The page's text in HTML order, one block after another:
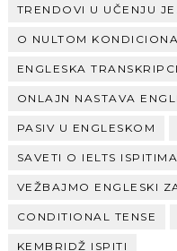
TRENDOVI U UČENJU
O NULTOM
ENGLESKA
ONLAJN NASTAVA
PASIV U ENGLESKOM
SAVETI O IELTS ISPITIMA
VEŽBAJMO ENGLESKI
CONDITIONAL TENSE
KEMBRIDŽ ISPITI